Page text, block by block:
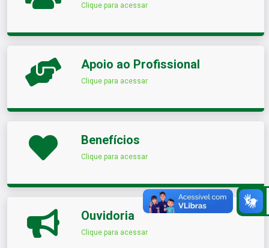
Clique para acessar
Apoio ao Profissional
Clique para acessar
Benefícios
Clique para acessar
Ouvidoria
Clique para acessar